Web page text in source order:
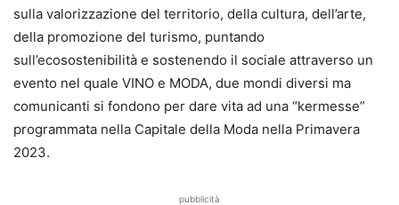
sulla valorizzazione del territorio, della cultura, dell’arte,
della promozione del turismo, puntando
sull’ecosostenibilità e sostenendo il sociale attraverso un
evento nel quale VINO e MODA, due mondi diversi ma
comunicanti si fondono per dare vita ad una “kermesse”
programmata nella Capitale della Moda nella Primavera
2023.
pubblicità